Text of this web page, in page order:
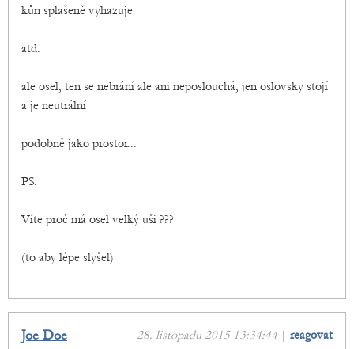
kůn splašeně vyhazuje
atd.
ale osel, ten se nebrání ale ani neposlouchá, jen oslovsky stojí
a je neutrální
podobně jako prostor...
PS.
Víte proč má osel velký uši ???
(to aby lépe slyšel)
28. listopadu 2015 13:34:44 | reagovat
Joe Doe